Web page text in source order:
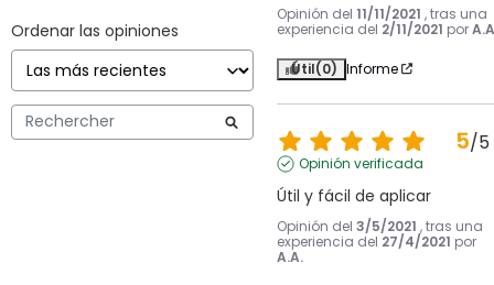
Ordenar las opiniones
Opinión del 11/11/2021 , tras una
experiencia del 2/11/2021 por
Útil(0) Informe
5/5
Opinión verificada
Útil y fácil de aplicar
Opinión del 3/5/2021 , tras una
experiencia del 27/4/2021 por
A.A.